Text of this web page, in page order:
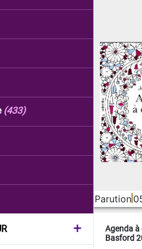
(433)
Parution
Agenda
Basford